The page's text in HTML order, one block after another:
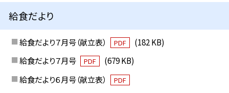
給食だより
給食だより７月号（献立表） PDF
(182 KB)
給食だより７月号
PDF
(679 KB)
給食だより６月号（献立表）
PDF